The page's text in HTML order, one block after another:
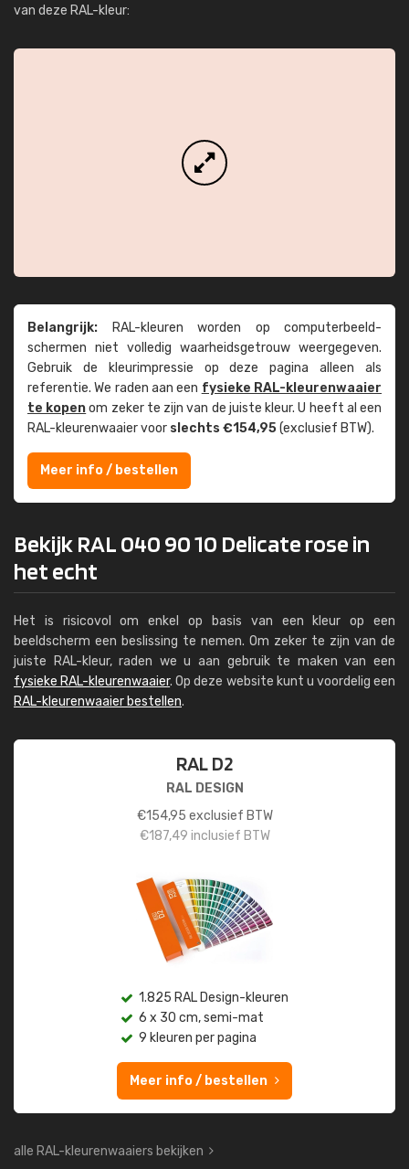
van deze RAL-kleur:
Belangrijk: RAL-kleuren worden op computer­beeld­
schermen niet volledig waarheids­­getrouw weer­gegeven.
Gebruik de kleur­impressie op deze pagina alleen als
referentie. We raden aan een fysieke RAL-kleuren­waaier
te kopenom zeker te zijn van de juiste kleur. U heeft al een
RAL-kleuren­waaier voor slechts €154,95(exclusief BTW).
Meer info / bestellen
Bekijk RAL 040 90 10 Delicate rose in
het echt
Het is risicovol om enkel op basis van een kleur op een
beeldscherm een beslissing te nemen. Om zeker te zijn van de
juiste RAL-kleur, raden we u aan gebruik te maken van een
fysieke RAL-kleurenwaaier. Op deze website kunt u voordelig een
RAL-kleurenwaaier bestellen.
RAL D2
RAL DESIGN
€154,95 exclusief BTW
€187,49 inclusief BTW
1.825 RAL Design-kleuren
6 x 30 cm, semi-mat
9 kleuren per pagina
Meer info / bestellen
alle RAL-kleurenwaaiers bekijken